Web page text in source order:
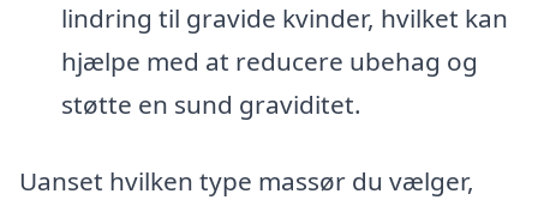
lindring til gravide kvinder, hvilket kan
hjælpe med at reducere ubehag og
støtte en sund graviditet.
Uanset hvilken type massør du vælger,